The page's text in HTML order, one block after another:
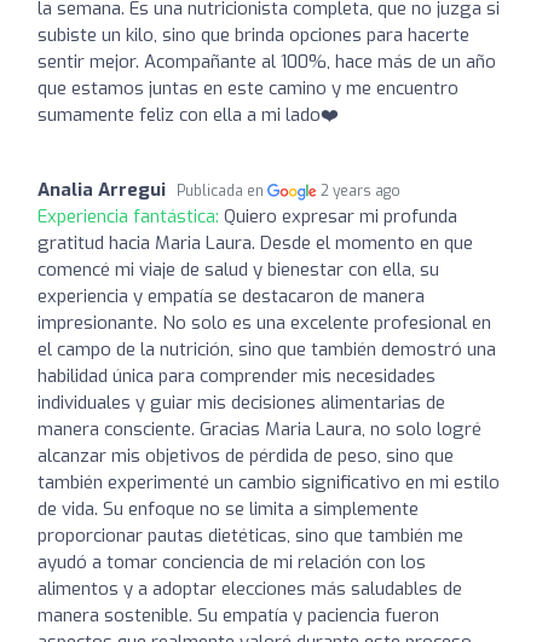
la semana. Es una nutricionista completa, que no juzga si
subiste un kilo, sino que brinda opciones para hacerte
sentir mejor. Acompañante al 100%, hace más de un año
que estamos juntas en este camino y me encuentro
sumamente feliz con ella a mi lado❤️
Analia Arregui Publicada en 2 years ago
Experiencia fantástica: Quiero expresar mi profunda
gratitud hacia Maria Laura. Desde el momento en que
comencé mi viaje de salud y bienestar con ella, su
experiencia y empatía se destacaron de manera
impresionante. No solo es una excelente profesional en
el campo de la nutrición, sino que también demostró una
habilidad única para comprender mis necesidades
individuales y guiar mis decisiones alimentarias de
manera consciente. Gracias Maria Laura, no solo logré
alcanzar mis objetivos de pérdida de peso, sino que
también experimenté un cambio significativo en mi estilo
de vida. Su enfoque no se limita a simplemente
proporcionar pautas dietéticas, sino que también me
ayudó a tomar conciencia de mi relación con los
alimentos y a adoptar elecciones más saludables de
manera sostenible. Su empatía y paciencia fueron